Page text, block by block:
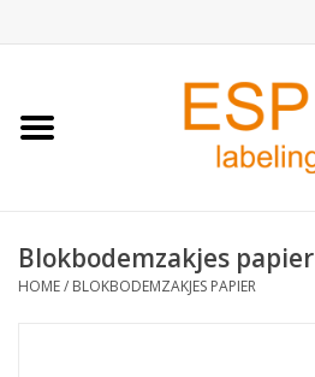
Home
Retail
Blokbodemzakjes papier
HOME/ BLOKBODEMZAKJES PAPIER